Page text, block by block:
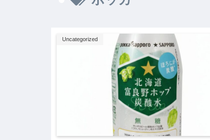
Uncategorized